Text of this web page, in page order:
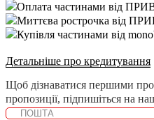
Оплата частинами від
Миттєва рострочка від
Купівля частинами від
Детальніше про кредитування
Щоб дізнаватися першими про
пропозиції, підпишіться на